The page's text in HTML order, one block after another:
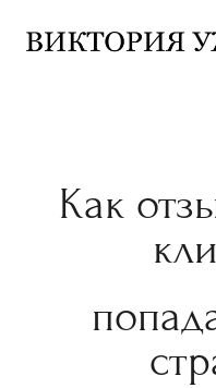
Как